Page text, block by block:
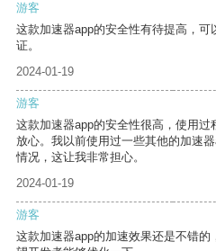
游客
这款加速器app的安全性有待提高，
证。
2024-01-19
游客
这款加速器app的安全性很高，使用
放心。我以前使用过一些其他的加速
情况，这让我非常担心。
2024-01-19
游客
这款加速器app的加速效果还是不错